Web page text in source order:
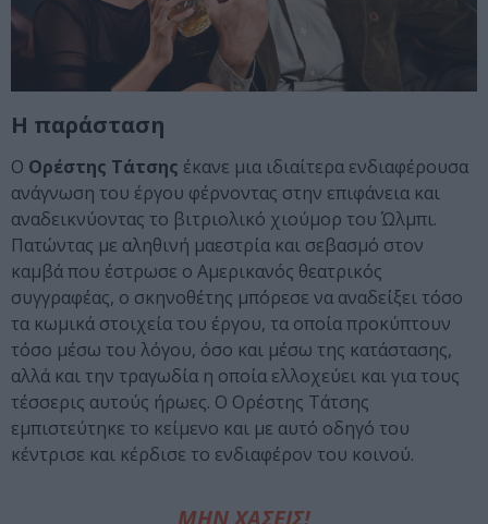
Η παράσταση
Ο Ορέστης Τάτσης έκανε μια ιδιαίτερα ενδιαφέρουσα
ανάγνωση του έργου φέρνοντας στην επιφάνεια και
αναδεικνύοντας το βιτριολικό χιούμορ του Ώλμπι.
Πατώντας με αληθινή μαεστρία και σεβασμό στον
καμβά που έστρωσε ο Αμερικανός θεατρικός
συγγραφέας, ο σκηνοθέτης μπόρεσε να αναδείξει τόσο
τα κωμικά στοιχεία του έργου, τα οποία προκύπτουν
τόσο μέσω του λόγου, όσο και μέσω της κατάστασης,
αλλά και την τραγωδία η οποία ελλοχεύει και για τους
τέσσερις αυτούς ήρωες. Ο Ορέστης Τάτσης
εμπιστεύτηκε το κείμενο και με αυτό οδηγό του
κέντρισε και κέρδισε το ενδιαφέρον του κοινού.
ΜΗΝ ΧΑΣΕΙΣ!